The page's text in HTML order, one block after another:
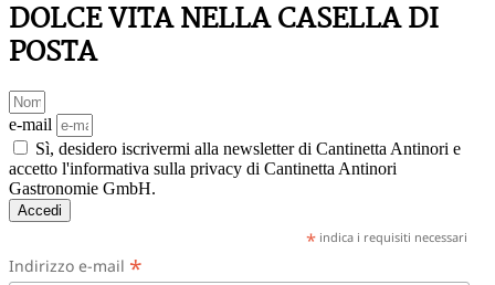
DOLCE VITA NELLA CASELLA DI
POSTA
e-mail
Sì, desidero iscrivermi alla newsletter di Cantinetta Antinori e
accetto l'informativa sulla privacy di Cantinetta Antinori
Gastronomie GmbH.
Accedi
*indica i requisiti necessari
Indirizzo e-mail *